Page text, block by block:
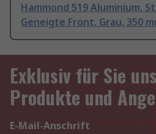
Hammond 519 Aluminium,
Geneigte Front, Grau, 350
Exklusiv für Sie
Produkte und
E-Mail-Anschrift